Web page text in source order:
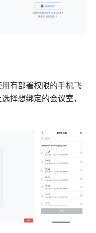
有部署权限的手机飞
择想绑定的会议室，